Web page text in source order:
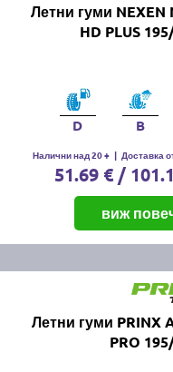
Летни гуми NEXEN
HD PLUS
D B
Налични над 20 + | Доставка
51.69 € /
виж
Летни гуми PRINX
PRO